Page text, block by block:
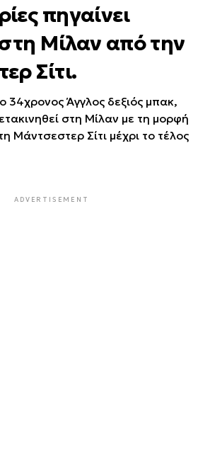
πηγαίνει
Μίλαν από την
Σίτι.
34χρονος Άγγλος δεξιός μπακ,
στη Μίλαν με τη μορφή
Μάντσεστερ Σίτι μέχρι το τέλος
ADVERTISEMENT